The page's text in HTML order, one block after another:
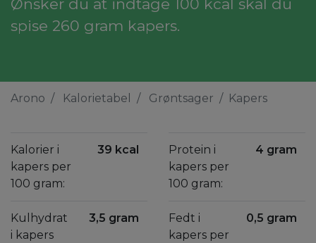
Ønsker du at indtage 100 kcal skal du
spise 260 gram kapers.
Arono Kalorietabel Grøntsager Kapers
Kalorier i
kapers per
100 gram:
39 kcal
Kulhydrat
i kapers
3,5 gram
Protein i
kapers per
100 gram:
4 gram
Fedt i
kapers per
0,5 gram